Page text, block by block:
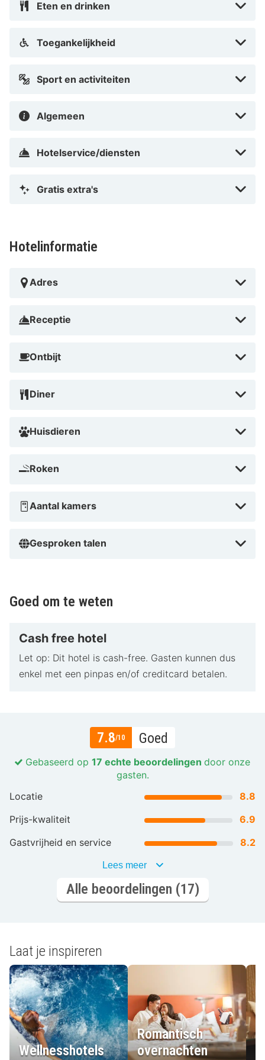
binnenstad te vinden.
Eten en drinken
Toegankelijkheid
Sport en activiteiten
Algemeen
Hotelservice/diensten
Gratis extra's
Hotelinformatie
Adres
Receptie
Ontbijt
Diner
Huisdieren
Roken
Aantal kamers
Gesproken talen
Goed om te weten
Cash free hotel
Let op: Dit hotel is cash-free. Gasten kunnen dus
enkel met een pinpas en/of creditcard betalen.
7.8/10 Goed
Gebaseerd op 17 echte beoordelingen door onze
gasten.
Locatie
8.8
Prijs-kwaliteit
6.9
Gastvrijheid en service
8.2
Lees meer
Alle beoordelingen (17)
Laat je inspireren
Wellnesshotels
Romantisch
overnachten